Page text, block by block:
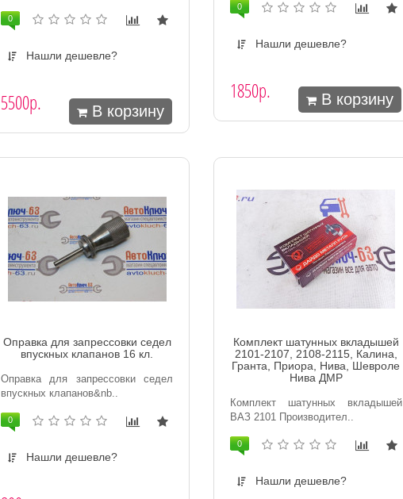
0
Нашли дешевле?
5500р. В корзину
0
Нашли дешевле?
1850р. В корзину
Оправка для запрессовки седел
впускных клапанов 16 кл.
Оправка для запрессовки седел
впускных клапанов&nb..
0
Нашли дешевле?
Комплект шатунных вкладышей
2101-2107, 2108-2115, Калина,
Гранта, Приора, Нива, Шевроле
Нива ДМР
Комплект шатунных вкладышей
ВАЗ 2101 Производител..
0
Нашли дешевле?